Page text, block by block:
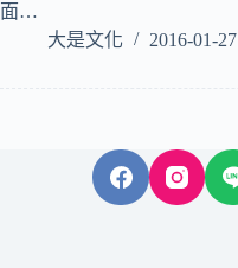
面…
大是文化
2016-01-27